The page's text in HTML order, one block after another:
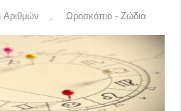
Αριθμών , Ωροσκόπιο - Ζώδια